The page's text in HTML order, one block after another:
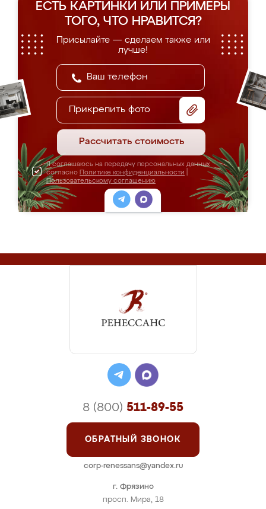
ЕСТЬ КАРТИНКИ ИЛИ ПРИМЕРЫ
ТОГО, ЧТО НРАВИТСЯ?
Присылайте — сделаем также или
лучше!
Прикрепить фото
Рассчитать стоимость
Я соглашаюсь на передачу персональных данных
согласно Политике конфиденциальности
Пользовательскому соглашению
г. Фрязино
просп. Мира, 18
8 (800) 511-89-55
ОБРАТНЫЙ ЗВОНОК
corp-renessans@yandex.ru